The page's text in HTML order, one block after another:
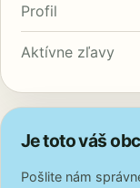
Profil
Aktívne zľavy
Je toto váš
Pošlite nám